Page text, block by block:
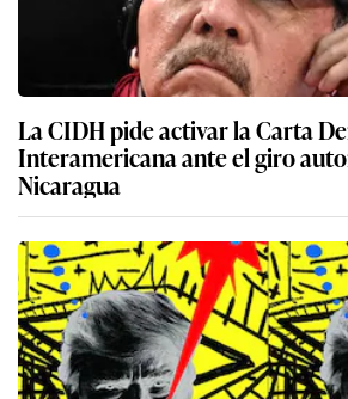
La CIDH pide activar la Carta
Interamericana ante el giro
Nicaragua